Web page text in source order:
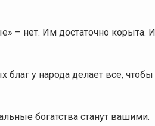
– нет. Им достаточно корыта. И
у народа делает все, чтобы
богатства станут вашими.